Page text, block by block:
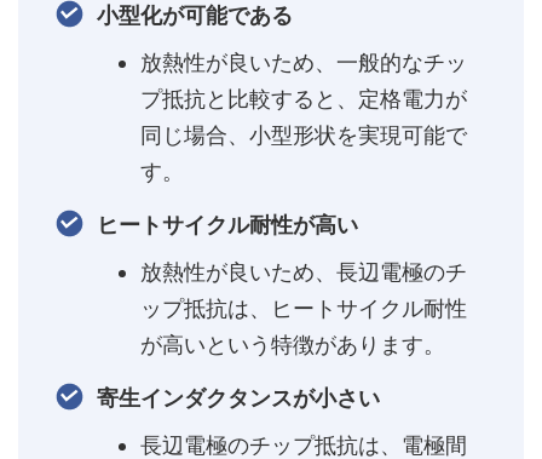
小型化が可能である
放熱性が良いため、一般的なチッ
プ抵抗と比較すると、定格電力が
同じ場合、小型形状を実現可能で
す。
ヒートサイクル耐性が高い
放熱性が良いため、長辺電極のチ
ップ抵抗は、ヒートサイクル耐性
が高いという特徴があります。
寄生インダクタンスが小さい
長辺電極のチップ抵抗は、電極間